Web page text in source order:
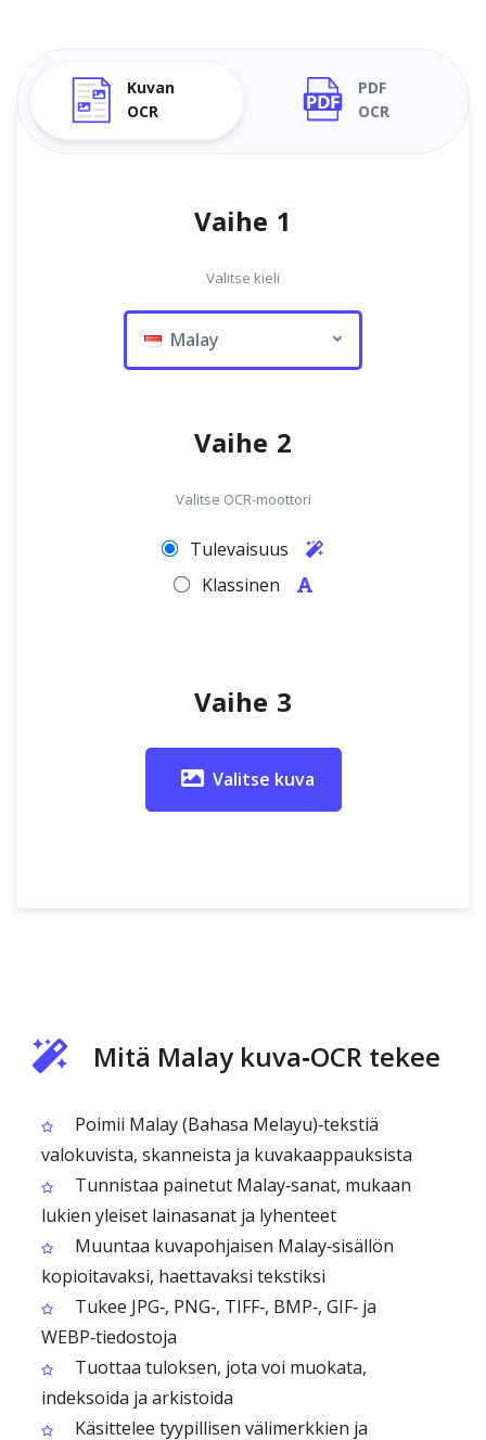
Kuvan
OCR
PDF
OCR
Vaihe 1
Valitse kieli
Malay
Vaihe 2
Valitse OCR-moottori
Tulevaisuus
Klassinen
Vaihe 3
Valitse kuva
Mitä Malay kuva‑OCR tekee
Poimii Malay (Bahasa Melayu)‑tekstiä
valokuvista, skanneista ja kuvakaappauksista
Tunnistaa painetut Malay‑sanat, mukaan
lukien yleiset lainasanat ja lyhenteet
Muuntaa kuvapohjaisen Malay‑sisällön
kopioitavaksi, haettavaksi tekstiksi
Tukee JPG‑, PNG‑, TIFF‑, BMP‑, GIF‑ ja
WEBP‑tiedostoja
Tuottaa tuloksen, jota voi muokata,
indeksoida ja arkistoida
Käsittelee tyypillisen välimerkkien ja